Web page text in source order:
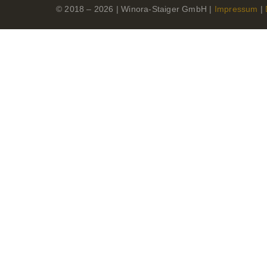
© 2018 – 2026 | Winora-Staiger GmbH | Impressum |